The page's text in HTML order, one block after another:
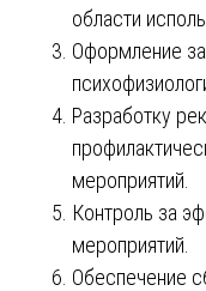
области
Оформление
Разработку
мероприятий.
Контроль за
мероприятий.
Обеспечение